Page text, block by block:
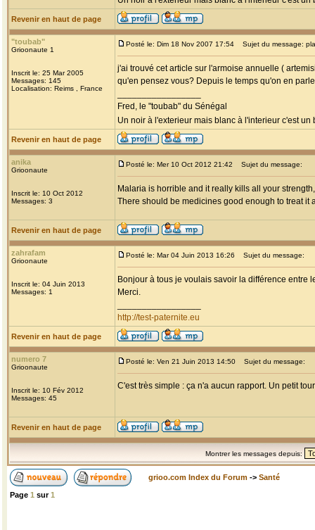
Revenir en haut de page
"toubab"
Grioonaute 1
Inscrit le: 25 Mar 2005
Messages: 145
Localisation: Reims , France
Posté le: Dim 18 Nov 2007 17:54 Sujet du message:
j'ai trouvé cet article sur l'armoise annuelle (
qu'en pensez vous? Depuis le temps qu'on en
Fred, le "toubab" du Sénégal
Un noir à l'exterieur mais blanc à l'interieur c'est
Revenir en haut de page
anika
Grioonaute
Inscrit le: 10 Oct 2012
Messages: 3
Posté le: Mer 10 Oct 2012 21:42 Sujet du message:
Malaria is horrible and it really kills all your
There should be medicines good enough to treat it
Revenir en haut de page
zahrafam
Grioonaute
Inscrit le: 04 Juin 2013
Messages: 1
Posté le: Mar 04 Juin 2013 16:26 Sujet du message:
Bonjour à tous je voulais savoir la différence entre
Merci.
http://test-paternite.eu
Revenir en haut de page
numero 7
Grioonaute
Inscrit le: 10 Fév 2012
Messages: 45
Posté le: Ven 21 Juin 2013 14:50 Sujet du message:
C'est très simple : ça n'a aucun rapport. Un petit
Revenir en haut de page
Montrer les messages depuis:
grioo.com Index du Forum -> Santé
Page 1 sur1